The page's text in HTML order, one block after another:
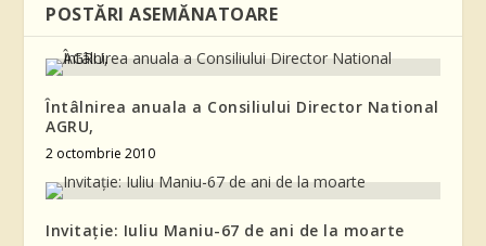
POSTĂRI ASEMĂNATOARE
Întâlnirea anuala a Consiliului Director National
AGRU,
2 octombrie 2010
Invitație: Iuliu Maniu-67 de ani de la moarte